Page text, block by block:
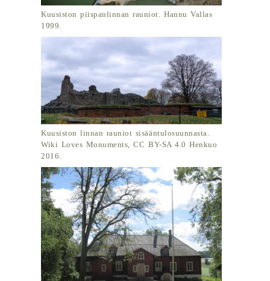
Kuusiston piispanlinnan rauniot. Hannu Vallas
1999.
Kuusiston linnan rauniot sisääntulosuunnasta.
Wiki Loves Monuments, CC BY-SA 4.0 Henkuo
2016.